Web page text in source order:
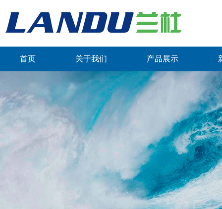
首页 关于我们 产品展示
联系我们